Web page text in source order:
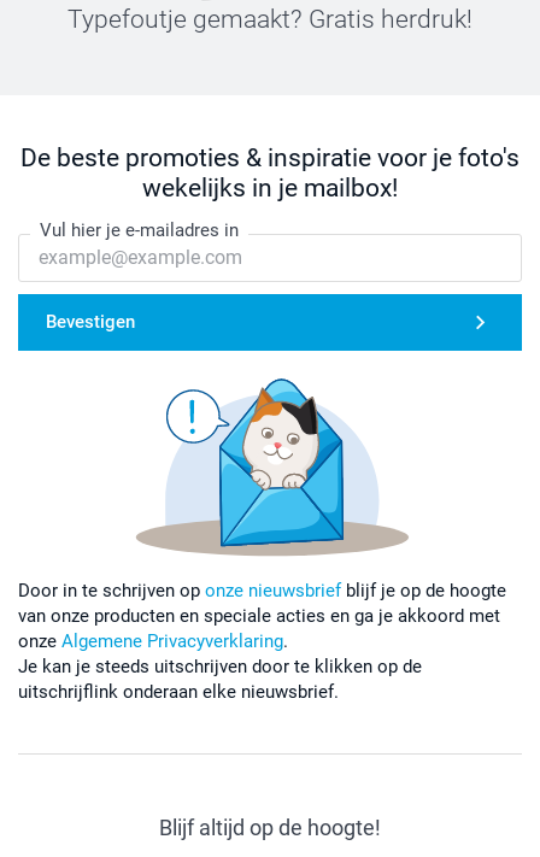
Typefoutje gemaakt? Gratis herdruk!
De beste promoties & inspiratie voor je foto's
wekelijks in je mailbox!
Vul hier je e-mailadres in
Bevestigen
Door in te schrijven op onze nieuwsbriefblijf je op de hoogte
van onze producten en speciale acties en ga je akkoord met
onze Algemene Privacyverklaring.
Je kan je steeds uitschrijven door te klikken op de
uitschrijflink onderaan elke nieuwsbrief.
Blijf altijd op de hoogte!